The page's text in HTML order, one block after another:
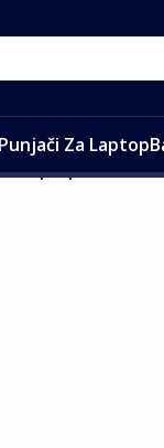
Punjači Za Laptop
laptop Asus